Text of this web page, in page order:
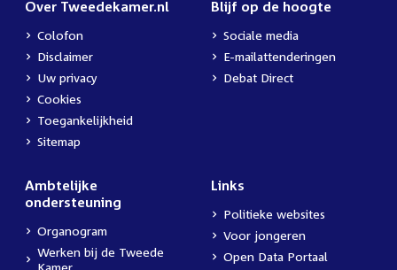
Over Tweedekamer.nl
Colofon
Disclaimer
Uw privacy
Cookies
Toegankelijkheid
Sitemap
Blijf op de hoogte
Sociale media
E-mailattenderingen
Debat Direct
Ambtelijke
ondersteuning
Organogram
Werken bij de Tweede
Kamer
Links
Politieke websites
Voor jongeren
Open Data Portaal